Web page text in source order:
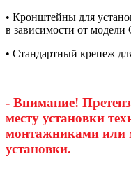
• Кронштейны для
в зависимости от
• Стандартный крепеж
- Внимание!
месту установки
монтажниками или
установки.